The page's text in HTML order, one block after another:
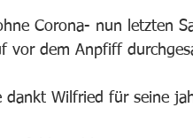
Corona- nun letzten
vor dem Anpfiff
dankt Wilfried für seine